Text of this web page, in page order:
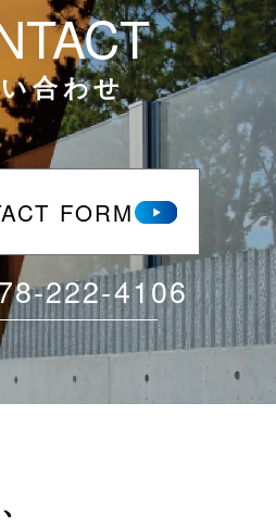
合わせ
FORM
222-4106